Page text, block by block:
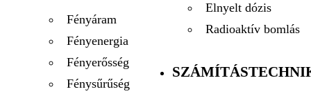
Fényáram
Fényenergia
Fényerősség
Fénysűrűség
Elnyelt dózis
Radioaktív bomlás